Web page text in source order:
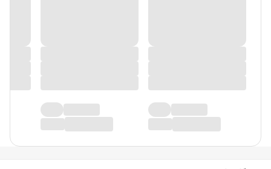
در حال حاضر دیدگاهی ثبت نشده!